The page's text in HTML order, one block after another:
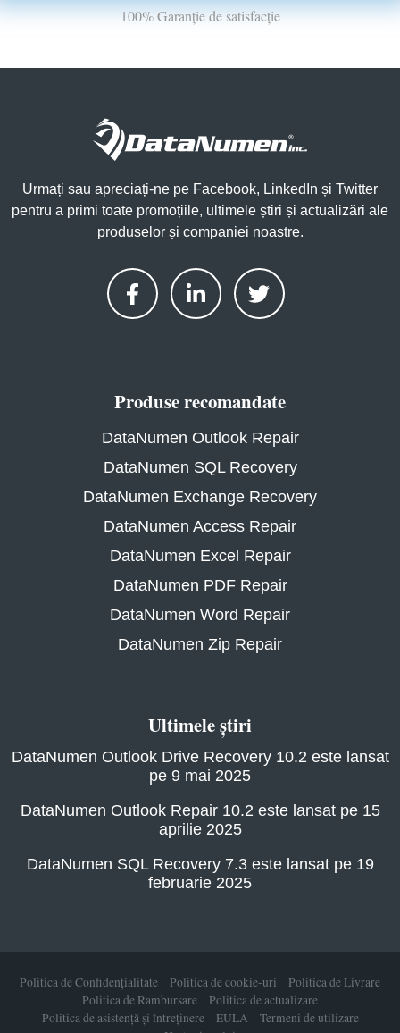
100% Garanție de satisfacție
Urmați sau apreciați-ne pe Facebook, LinkedIn și Twitter
pentru a primi toate promoțiile, ultimele știri și actualizări ale
produselor și companiei noastre.
Produse recomandate
DataNumen Outlook Repair
DataNumen SQL Recovery
DataNumen Exchange Recovery
DataNumen Access Repair
DataNumen Excel Repair
DataNumen PDF Repair
DataNumen Word Repair
DataNumen Zip Repair
Ultimele știri
DataNumen Outlook Drive Recovery 10.2 este lansat
pe 9 mai 2025
DataNumen Outlook Repair 10.2 este lansat pe 15
aprilie 2025
DataNumen SQL Recovery 7.3 este lansat pe 19
februarie 2025
Politica de Confidențialitate Politica de cookie-uri
Politica de Livrare
Politica de Rambursare
Politica de actualizare
Politica de asistență și întreținere
EULA
Termeni de utilizare